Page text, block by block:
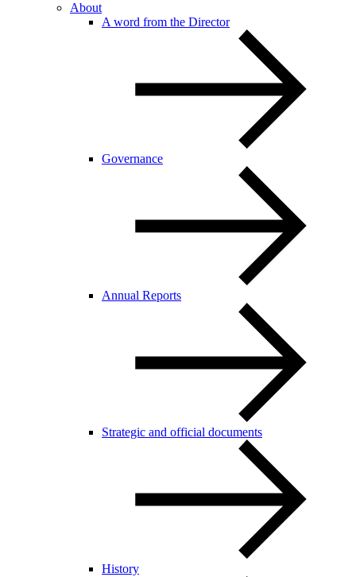
About
A word from the Director
Governance
Annual Reports
Strategic and official documents
History